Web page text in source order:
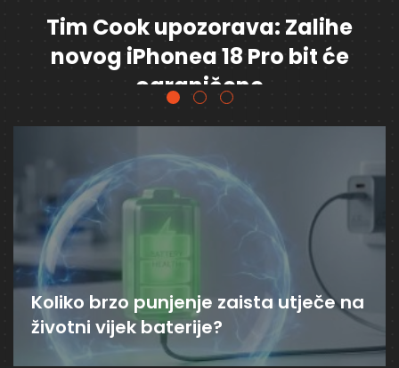
Tim Cook upozorava: Zalihe
novog iPhonea 18 Pro bit će
ograničene
Koliko brzo punjenje zaista utječe na
životni vijek baterije?